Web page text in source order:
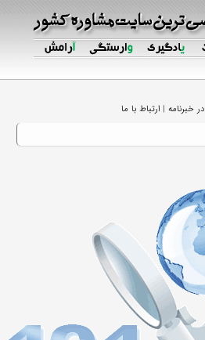
خبرنامه| ارتباط با ما